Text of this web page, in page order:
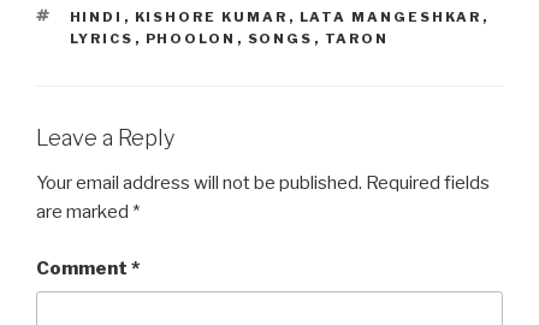
o
k
o
TAGS
HINDI , KISHORE KUMAR , LATA MANGESHKAR ,
LYRICS , PHOOLON , SONGS , TARON
Leave a Reply
Your email address will not be published. Required fields
are marked *
Comment *